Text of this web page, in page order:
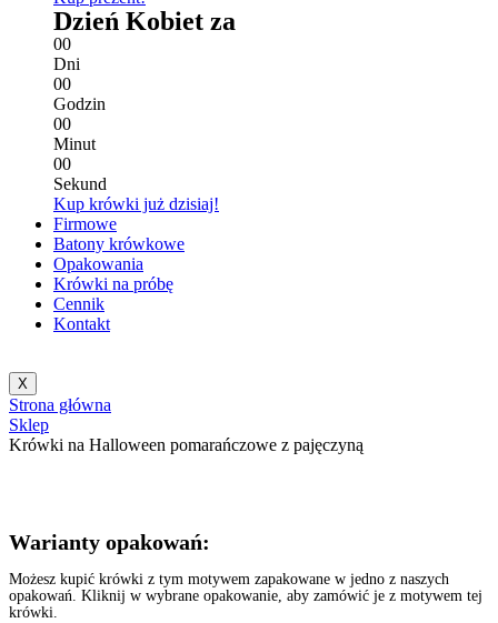
Dzień Kobiet za
00
Dni
00
Godzin
00
Minut
00
Sekund
Kup krówki już dzisiaj!
Firmowe
Batony krówkowe
Opakowania
Krówki na próbę
Cennik
Kontakt
X
Strona główna
Sklep
Krówki na Halloween pomarańczowe z pajęczyną
Warianty opakowań:
Możesz kupić krówki z tym motywem zapakowane w jedno z naszych
opakowań. Kliknij w wybrane opakowanie, aby zamówić je z motywem tej
krówki.